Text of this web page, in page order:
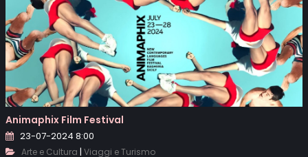
Animaphix Film Festival
23-07-2024 8:00
Arte e Cultura | Viaggi e Turismo